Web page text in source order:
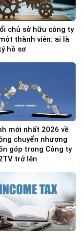
chủ sở hữu công ty
thành viên: ai là
hồ sơ
mới nhất 2026 về
chuyển nhượng
góp trong Công ty
trở lên